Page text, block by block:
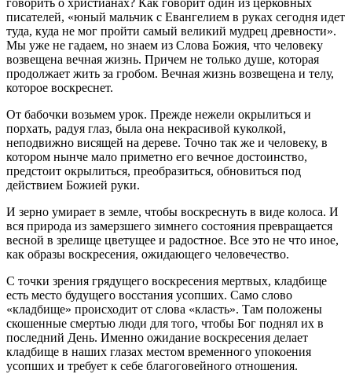
писателей, «юный мальчик с Евангелием в руках сегодня идет
туда, куда не мог пройти самый великий мудрец древности».
Мы уже не гадаем, но знаем из Слова Божия, что человеку
возвещена вечная жизнь. Причем не только душе, которая
продолжает жить за гробом. Вечная жизнь возвещена и телу,
которое воскреснет.
От бабочки возьмем урок. Прежде нежели окрылиться и
порхать, радуя глаз, была она некрасивой куколкой,
неподвижно висящей на дереве. Точно так же и человеку, в
котором нынче мало приметно его вечное достоинство,
предстоит окрылиться, преобразиться, обновиться под
действием Божией руки.
И зерно умирает в земле, чтобы воскреснуть в виде колоса. И
вся природа из замерзшего зимнего состояния превращается
весной в зрелище цветущее и радостное. Все это не что иное,
как образы воскресения, ожидающего человечество.
С точки зрения грядущего воскресения мертвых, кладбище
есть место будущего восстания усопших. Само слово
«кладбище» происходит от слова «класть». Там положены
скошенные смертью люди для того, чтобы Бог поднял их в
последний День. Именно ожидание воскресения делает
кладбище в наших глазах местом временного упокоения
усопших и требует к себе благоговейного отношения.